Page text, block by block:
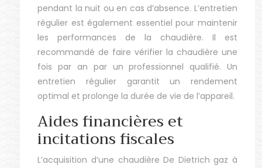
pendant la nuit ou en cas d’absence. L’entretien
régulier est également essentiel pour maintenir
les performances de la chaudière. Il est
recommandé de faire vérifier la chaudière une
fois par an par un professionnel qualifié. Un
entretien régulier garantit un rendement
optimal et prolonge la durée de vie de l’appareil.
Aides financières et
incitations fiscales
L’acquisition d’une chaudière De Dietrich gaz à